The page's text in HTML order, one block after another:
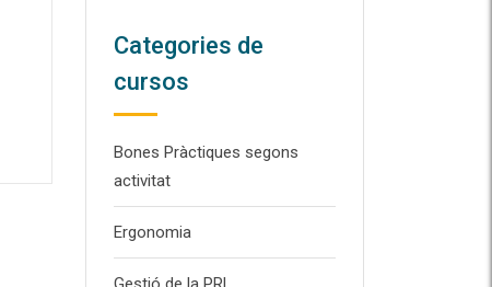
Categories de
cursos
Bones Pràctiques segons
activitat
Ergonomia